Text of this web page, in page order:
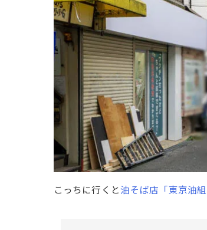
こっちに行くと油そば店「東京油組